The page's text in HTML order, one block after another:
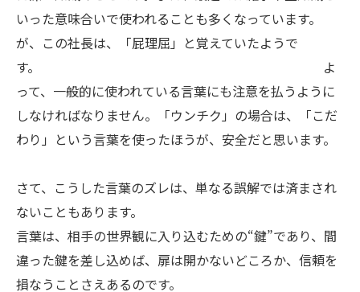
いった意味合いで使われることも多くなっています。
が、この社長は、「屁理屈」と覚えていたようで
す。 よ
って、一般的に使われている言葉にも注意を払うように
しなければなりません。「ウンチク」の場合は、「こだ
わり」という言葉を使ったほうが、安全だと思います。
さて、こうした言葉のズレは、単なる誤解では済まされ
ないこともあります。
言葉は、相手の世界観に入り込むための“鍵”であり、間
違った鍵を差し込めば、扉は開かないどころか、信頼を
損なうことさえあるのです。